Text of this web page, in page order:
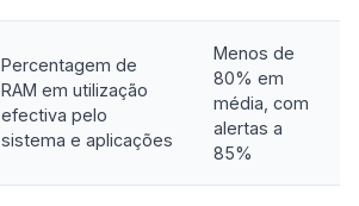
Percentagem de
RAM em utilização
efectiva pelo
sistema e aplicações
Menos de
80% em
média, com
alertas a
85%